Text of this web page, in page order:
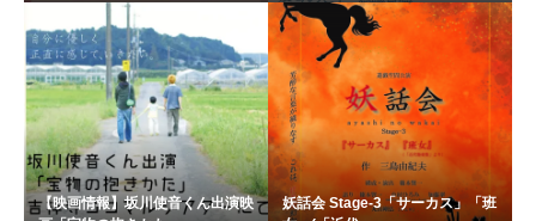
【映画情報】坂川使音くん出演映
妖話会 Stage-3「サーカス」「班